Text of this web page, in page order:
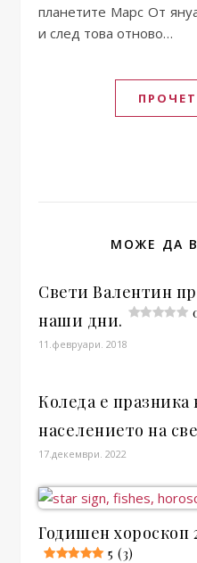
планетите Марс От
и след това отново…
МОЖЕ ДА
Свети Валентин
наши дни.
11.февруари. 2018
Коледа е празника
населението на
17.декември. 2022
Годишен хороскоп
5 (3)